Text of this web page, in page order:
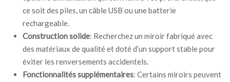
ce soit des piles, un câble USB ou une batterie
rechargeable.
Construction solide: Recherchez un miroir fabriqué avec
des matériaux de qualité et doté d’un support stable pour
éviter les renversements accidentels.
Fonctionnalités supplémentaires: Certains miroirs peuvent